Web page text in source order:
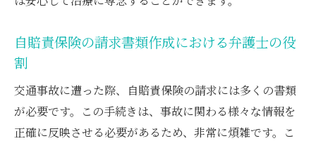
自賠責保険の請求書類作成における弁護士の役
割
交通事故に遭った際、自賠責保険の請求には多くの書類
が必要です。この手続きは、事故に関わる様々な情報を
正確に反映させる必要があるため、非常に煩雑です。こ